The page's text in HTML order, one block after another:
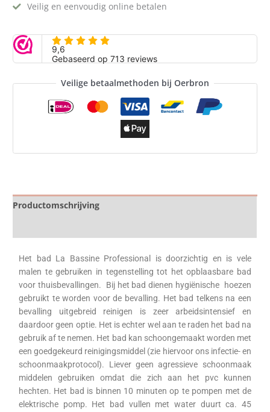
Veilig en eenvoudig online betalen
Veilige betaalmethoden bij Oerbron
Productomschrijving
Het bad La Bassine Professional is doorzichtig en is vele
malen te gebruiken in tegenstelling tot het opblaasbare bad
voor thuisbevallingen. Bij het bad dienen hygiënische hoezen
gebruikt te worden voor de bevalling. Het bad telkens na een
bevalling uitgebreid reinigen is zeer arbeidsintensief en
daardoor geen optie. Het is echter wel aan te raden het bad na
gebruik af te nemen. Het bad kan schoongemaakt worden met
een goedgekeurd reinigingsmiddel (zie hiervoor ons infectie- en
schoonmaakprotocol). Liever geen agressieve schoonmaak
middelen gebruiken omdat die zich aan het pvc kunnen
hechten. Het bad is binnen 10 minuten op te pompen met de
elektrische pomp. Het bad vullen met water duurt ca. 45